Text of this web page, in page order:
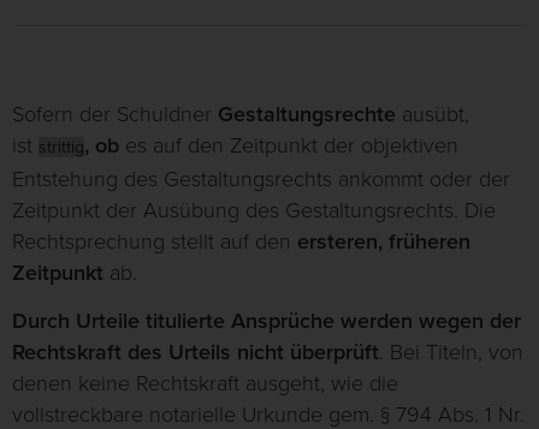
Sofern der Schuldner Gestaltungsrechte ausübt,
ist strittig, ob es auf den Zeitpunkt der objektiven
Entstehung des Gestaltungsrechts ankommt oder der
Zeitpunkt der Ausübung des Gestaltungsrechts. Die
Rechtsprechung stellt auf den ersteren, früheren
Zeitpunkt ab.
Durch Urteile titulierte Ansprüche werden wegen der
Rechtskraft des Urteils nicht überprüft. Bei Titeln, von
denen keine Rechtskraft ausgeht, wie die
vollstreckbare notarielle Urkunde gem. § 794 Abs. 1 Nr.